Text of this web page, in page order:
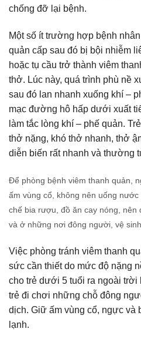
chống đỡ lại bệnh.
Một số ít trường hợp bệnh
quản cấp sau đó bị bội nhiễm
hoặc tụ cầu trở thành viêm
thở. Lúc này, quá trình phù nề
sau đó lan nhanh xuống khí –
mạc đường hô hấp dưới xuất
làm tắc lòng khí – phế quản.
thở nặng, khó thở nhanh, thở
diễn biến rất nhanh và thường
Để phòng bệnh viêm thanh quản,
ấm vùng cổ, không nên uống
chế bia rượu, đồ ăn cay nóng, nên
và ở những nơi đông người, vệ
Việc phòng tránh viêm thanh
sức cần thiết do mức độ nặng
cho trẻ dưới 5 tuổi ra ngoài
trẻ đi chơi những chỗ đông
dịch. Giữ ấm vùng cổ, ngực và
lạnh.